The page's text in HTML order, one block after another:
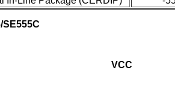
SE555C
VCC